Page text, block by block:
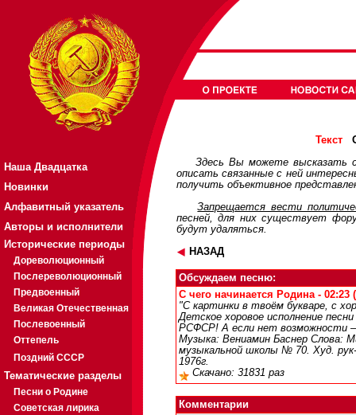
Наша Двадцатка
Новинки
Алфавитный указатель
Авторы и исполнители
Исторические периоды
Дореволюционный
Послереволюционный
Предвоенный
Великая Отечественная
Послевоенный
Оттепель
Поздний СССР
Тематические разделы
Песни о Родине
Советская лирика
Текст
Здесь Вы можете высказать
описать связанные с ней
получить объективное
Запрещается вести
песней, для них существует
будут удаляться.
НАЗАД
Обсуждаем песню:
С чего начинается Родина - 02:23
"С картинки в твоём букваре, с
Детское хоровое исполнение
РСФСР! А если нет возможности
Музыка: Вениамин Баснер Слова:
музыкальной школы № 70. Худ.
1976г.
Скачано: 31831 раз
Комментарии